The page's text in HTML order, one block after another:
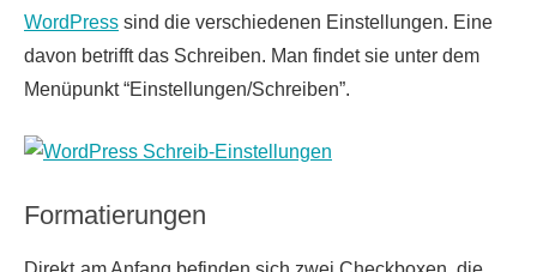
WordPress sind die verschiedenen Einstellungen. Eine
davon betrifft das Schreiben. Man findet sie unter dem
Menüpunkt “Einstellungen/Schreiben”.
Formatierungen